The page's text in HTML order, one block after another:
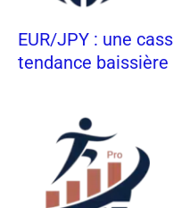
EUR/JPY : une
tendance baissière